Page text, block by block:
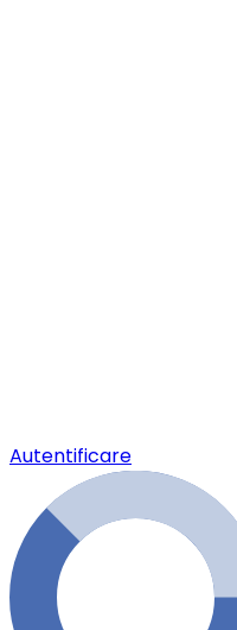
Autentificare